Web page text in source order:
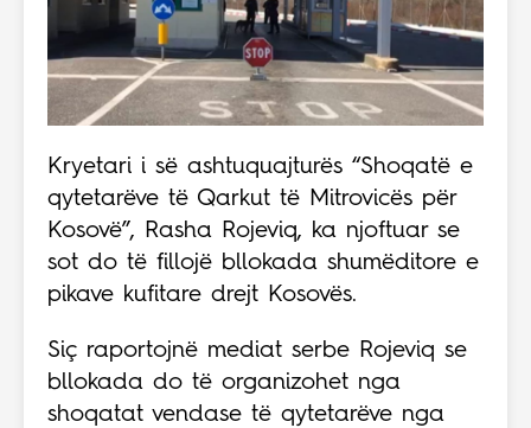
Kryetari i së ashtuquajturës “Shoqatë e
qytetarëve të Qarkut të Mitrovicës për
Kosovë”, Rasha Rojeviq, ka njoftuar se
sot do të fillojë bllokada shumëditore e
pikave kufitare drejt Kosovës.
Siç raportojnë mediat serbe Rojeviq se
bllokada do të organizohet nga
shoqatat vendase të qytetarëve nga